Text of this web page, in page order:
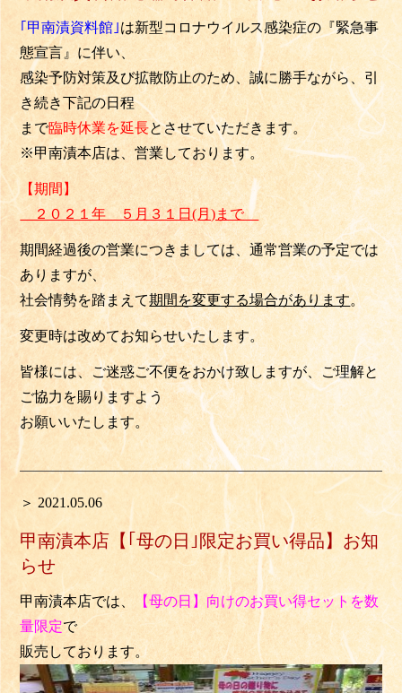
｢甲南漬資料館｣は新型コロナウイルス感染症の『緊急事
態宣言』に伴い、
感染予防対策及び拡散防止のため、誠に勝手ながら、引
き続き下記の日程
まで臨時休業を延長とさせていただきます。
※甲南漬本店は、営業しております。
【期間】
２０２１年 ５月３１日(月)まで
期間経過後の営業につきましては、通常営業の予定では
ありますが、
社会情勢を踏まえて期間を変更する場合があります。
変更時は改めてお知らせいたします。
皆様には、ご迷惑ご不便をおかけ致しますが、ご理解と
ご協力を賜りますよう
お願いいたします。
＞ 2021.05.06
甲南漬本店【｢母の日｣限定お買い得品】お知
らせ
甲南漬本店では、 【母の日】向けのお買い得セット を数
量限定で
販売しております。